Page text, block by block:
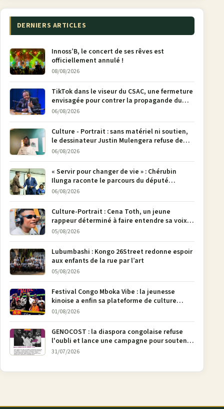
DERNIERS ARTICLES
Innoss’B, le concert de ses rêves est
officiellement annulé !
08/08/2026
TikTok dans le viseur du CSAC, une fermeture
envisagée pour contrer la propagande du
M23
06/08/2026
Culture - Portrait : sans matériel ni soutien,
le dessinateur Justin Mulengera refuse de
poser son crayon
06/08/2026
« Servir pour changer de vie » : Chérubin
Ilunga raconte le parcours du député
national Jethro Muyombi Tshimbu en 137
06/08/2026
Culture-Portrait : Cena Toth, un jeune
rappeur déterminé à faire entendre sa voix à
Bunia
05/08/2026
Lubumbashi : Kongo 26Street redonne espoir
aux enfants de la rue par l’art
05/08/2026
Festival Congo Mboka Vibe : la jeunesse
kinoise a enfin sa plateforme de culture
urbaine
01/08/2026
GENOCOST : la diaspora congolaise refuse
l'oubli et lance une campagne pour soutenir
la pétition FONAREV depuis Bruxelles
31/07/2026